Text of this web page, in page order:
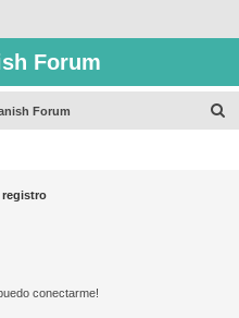
Forum
Forum
registro
conectarme!